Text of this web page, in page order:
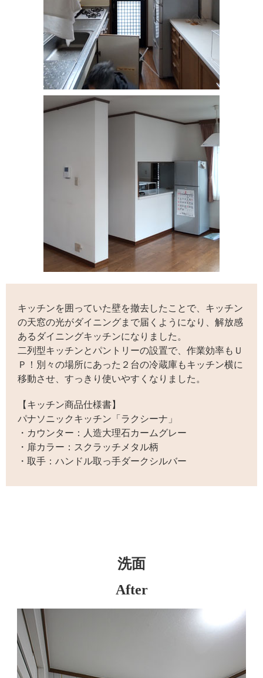
キッチンを囲っていた壁を撤去したことで、キッチン
の天窓の光がダイニングまで届くようになり、解放感
あるダイニングキッチンになりました。
二列型キッチンとパントリーの設置で、作業効率もＵ
Ｐ！別々の場所にあった２台の冷蔵庫もキッチン横に
移動させ、すっきり使いやすくなりました。
【キッチン商品仕様書】
パナソニックキッチン「ラクシーナ」
・カウンター：人造大理石カームグレー
・扉カラー：スクラッチメタル柄
・取手：ハンドル取っ手ダークシルバー
洗面
After